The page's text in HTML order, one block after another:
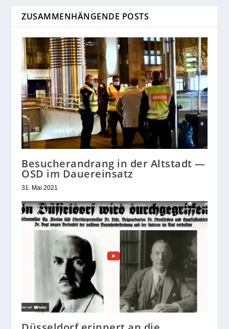
ZUSAMMENHÄNGENDE POSTS
Besucherandrang in der Altstadt —
OSD im Dauereinsatz
31. Mai 2021